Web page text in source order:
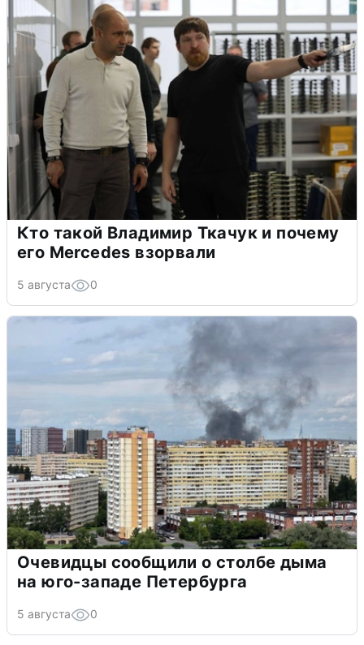
Кто такой Владимир Ткачук и почему
его Mercedes взорвали
5 августа 0
Очевидцы сообщили о столбе дыма
на юго-западе Петербурга
5 августа 0